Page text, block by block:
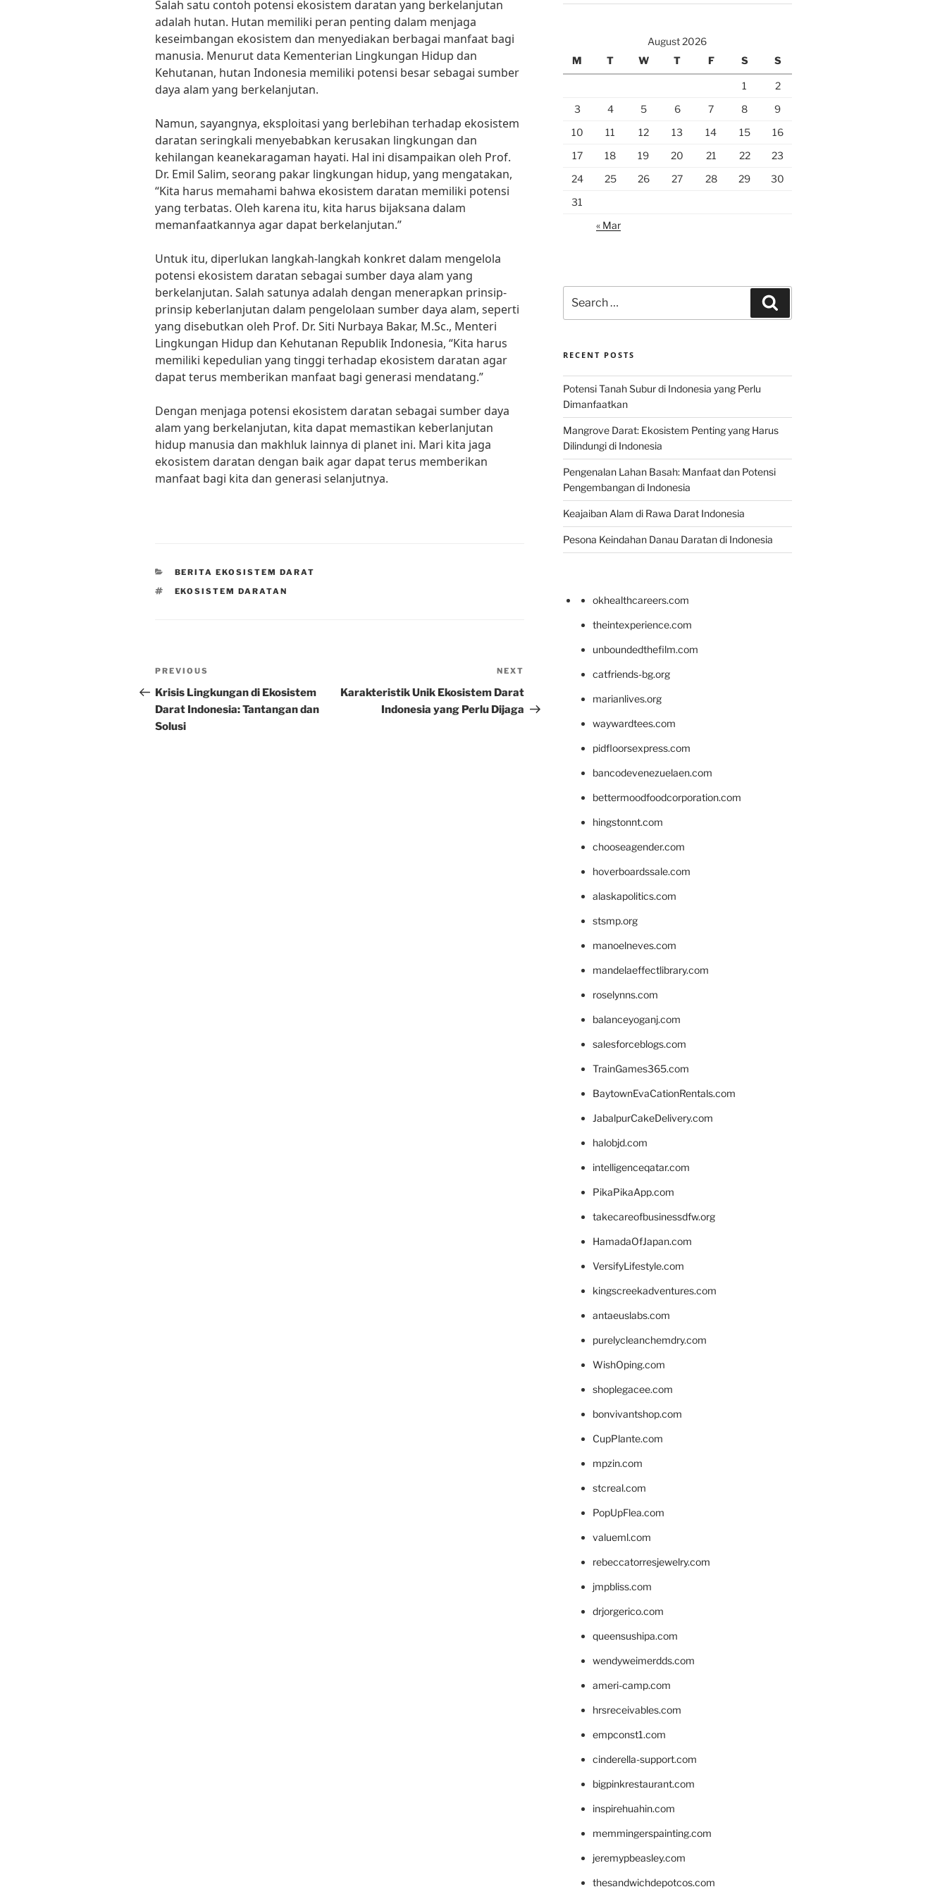
Salah satu contoh potensi ekosistem daratan yang berkelanjutan
adalah hutan. Hutan memiliki peran penting dalam menjaga
keseimbangan ekosistem dan menyediakan berbagai manfaat bagi
manusia. Menurut data Kementerian Lingkungan Hidup dan
Kehutanan, hutan Indonesia memiliki potensi besar sebagai sumber
daya alam yang berkelanjutan.
Namun, sayangnya, eksploitasi yang berlebihan terhadap ekosistem
daratan seringkali menyebabkan kerusakan lingkungan dan
kehilangan keanekaragaman hayati. Hal ini disampaikan oleh Prof.
Dr. Emil Salim, seorang pakar lingkungan hidup, yang mengatakan,
“Kita harus memahami bahwa ekosistem daratan memiliki potensi
yang terbatas. Oleh karena itu, kita harus bijaksana dalam
memanfaatkannya agar dapat berkelanjutan.”
Untuk itu, diperlukan langkah-langkah konkret dalam mengelola
potensi ekosistem daratan sebagai sumber daya alam yang
berkelanjutan. Salah satunya adalah dengan menerapkan prinsip-
prinsip keberlanjutan dalam pengelolaan sumber daya alam, seperti
yang disebutkan oleh Prof. Dr. Siti Nurbaya Bakar, M.Sc., Menteri
Lingkungan Hidup dan Kehutanan Republik Indonesia, “Kita harus
memiliki kepedulian yang tinggi terhadap ekosistem daratan agar
dapat terus memberikan manfaat bagi generasi mendatang.”
Dengan menjaga potensi ekosistem daratan sebagai sumber daya
alam yang berkelanjutan, kita dapat memastikan keberlanjutan
hidup manusia dan makhluk lainnya di planet ini. Mari kita jaga
ekosistem daratan dengan baik agar dapat terus memberikan
manfaat bagi kita dan generasi selanjutnya.
CATEGORIES
BERITA EKOSISTEM DARAT
TAGS
EKOSISTEM DARATAN
Post
navigation
Previous
Post
PREVIOUS
Krisis Lingkungan di Ekosistem
Darat Indonesia: Tantangan dan
Solusi
Post
NEXT
Karakteristik Unik Ekosistem Darat
Indonesia yang Perlu Dijaga
August 2026
M
T W T F S S
1
2
3
4 5 6 7 8
9
10
11 12 13 14 15
16
17
18 19 20 21 22
23
24
25 26 27 28 29
30
31
« Mar
for:
RECENT POSTS
Potensi Tanah Subur di Indonesia yang Perlu
Dimanfaatkan
Mangrove Darat: Ekosistem Penting yang Harus
Dilindungi di Indonesia
Pengenalan Lahan Basah: Manfaat dan Potensi
Pengembangan di Indonesia
Keajaiban Alam di Rawa Darat Indonesia
Pesona Keindahan Danau Daratan di Indonesia
okhealthcareers.com
theintexperience.com
unboundedthefilm.com
catfriends-bg.org
marianlives.org
waywardtees.com
pidfloorsexpress.com
bancodevenezuelaen.com
bettermoodfoodcorporation.com
hingstonnt.com
chooseagender.com
hoverboardssale.com
alaskapolitics.com
stsmp.org
manoelneves.com
mandelaeffectlibrary.com
roselynns.com
balanceyoganj.com
salesforceblogs.com
TrainGames365.com
BaytownEvaCationRentals.com
JabalpurCakeDelivery.com
halobjd.com
intelligenceqatar.com
PikaPikaApp.com
takecareofbusinessdfw.org
HamadaOfJapan.com
VersifyLifestyle.com
kingscreekadventures.com
antaeuslabs.com
purelycleanchemdry.com
WishOping.com
shoplegacee.com
bonvivantshop.com
CupPlante.com
mpzin.com
stcreal.com
PopUpFlea.com
valueml.com
rebeccatorresjewelry.com
jmpbliss.com
drjorgerico.com
queensushipa.com
wendyweimerdds.com
ameri-camp.com
hrsreceivables.com
empconst1.com
cinderella-support.com
bigpinkrestaurant.com
inspirehuahin.com
memmingerspainting.com
jeremypbeasley.com
thesandwichdepotcos.com